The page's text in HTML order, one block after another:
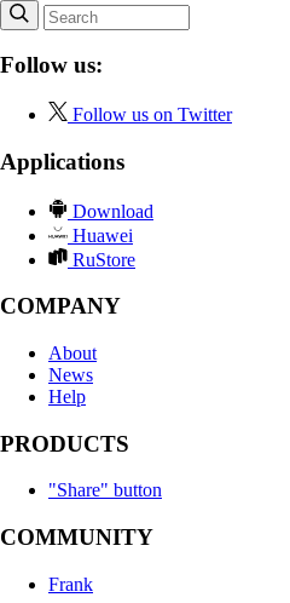
Follow us:
Follow us on Twitter
Applications
Download
Huawei
RuStore
COMPANY
About
News
Help
PRODUCTS
"Share" button
COMMUNITY
Frank